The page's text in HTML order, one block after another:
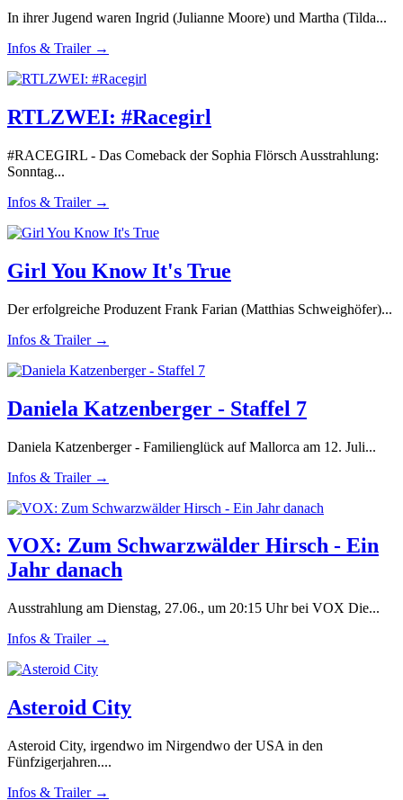
In ihrer Jugend waren Ingrid (Julianne Moore) und Martha (Tilda...
Infos & Trailer →
RTLZWEI: #Racegirl
#RACEGIRL - Das Comeback der Sophia Flörsch Ausstrahlung:
Sonntag...
Infos & Trailer →
Girl You Know It's True
Der erfolgreiche Produzent Frank Farian (Matthias Schweighöfer)...
Infos & Trailer →
Daniela Katzenberger - Staffel 7
Daniela Katzenberger - Familienglück auf Mallorca am 12. Juli...
Infos & Trailer →
VOX: Zum Schwarzwälder Hirsch - Ein
Jahr danach
Ausstrahlung am Dienstag, 27.06., um 20:15 Uhr bei VOX Die...
Infos & Trailer →
Asteroid City
Asteroid City, irgendwo im Nirgendwo der USA in den
Fünfzigerjahren....
Infos & Trailer →